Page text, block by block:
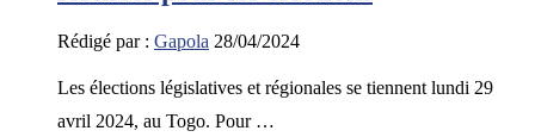
Rédigé par : Gapola 28/04/2024
Les élections législatives et régionales se tiennent lundi 29
avril 2024, au Togo. Pour …